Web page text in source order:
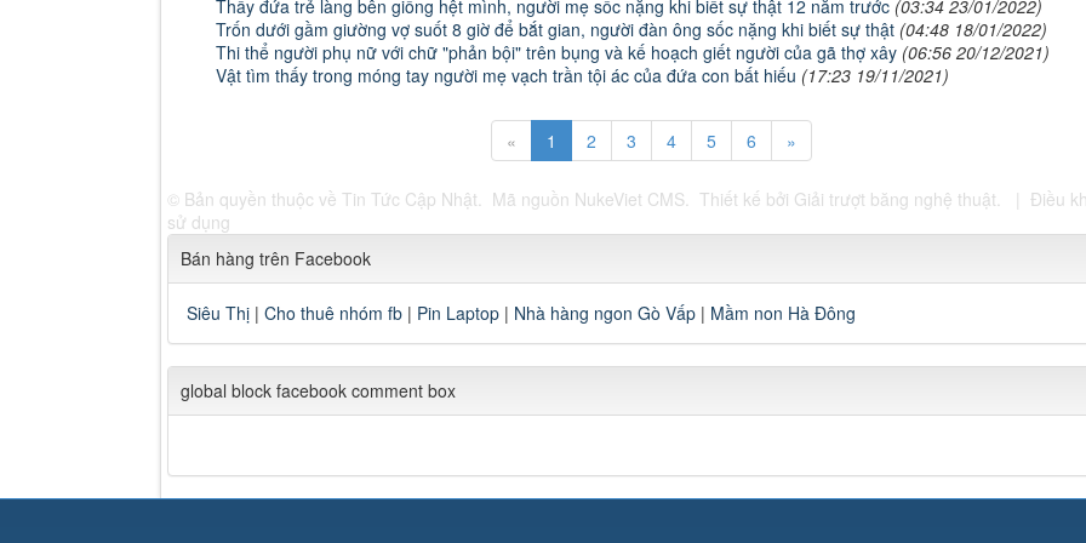
Thấy đứa trẻ làng bên giống hệt mình, người mẹ sốc nặng khi biết sự thật 12 năm trước (03:34 23/01/2022)
Trốn dưới gầm giường vợ suốt 8 giờ để bắt gian, người đàn ông sốc nặng khi biết sự thật (04:48 18/01/2022)
Thi thể người phụ nữ với chữ "phản bội" trên bụng và kế hoạch giết người của gã thợ xây (06:56 20/12/2021)
Vật tìm thấy trong móng tay người mẹ vạch trần tội ác của đứa con bất hiếu (17:23 19/11/2021)
« 1 2 3 4 5 6 »
© Bản quyền thuộc về Tin Tức Cập Nhật. Mã nguồn NukeViet CMS. Thiết kế bởi Giải trượt băng nghệ thuật.
Điều
sử dụng
Bán hàng trên Facebook
Siêu Thị | Cho thuê nhóm fb | Pin Laptop | Nhà hàng ngon Gò Vấp | Mầm non Hà Đông
global block facebook comment box